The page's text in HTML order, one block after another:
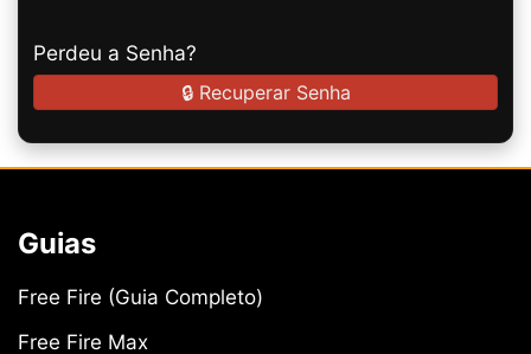
Perdeu a Senha?
🔒 Recuperar Senha
Guias
Free Fire (Guia Completo)
Free Fire Max